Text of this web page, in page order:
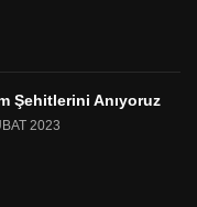
Şehitlerini Anıyoruz
2023